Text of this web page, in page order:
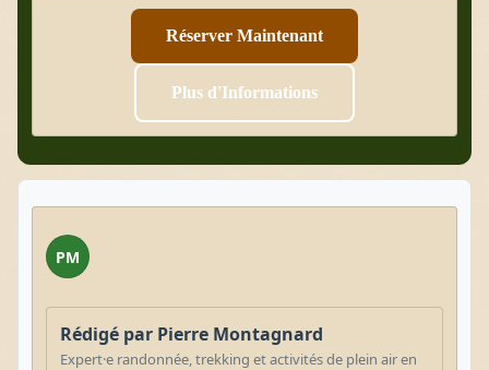
Réserver Maintenant
Plus d'Informations
PM
Rédigé par Pierre Montagnard
Expert·e randonnée, trekking et activités de plein air en